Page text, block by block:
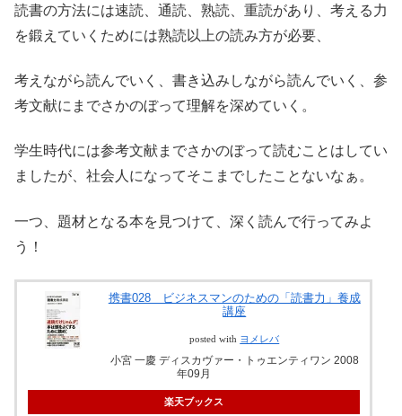
読書の方法には速読、通読、熟読、重読があり、考える力
を鍛えていくためには熟読以上の読み方が必要、
考えながら読んでいく、書き込みしながら読んでいく、参
考文献にまでさかのぼって理解を深めていく。
学生時代には参考文献までさかのぼって読むことはしてい
ましたが、社会人になってそこまでしたことないなぁ。
一つ、題材となる本を見つけて、深く読んで行ってみよ
う！
携書028 ビジネスマンのための「読書力」養成
講座
posted with ヨメレバ
小宮 一慶 ディスカヴァー・トゥエンティワン 2008
年09月
楽天ブックス